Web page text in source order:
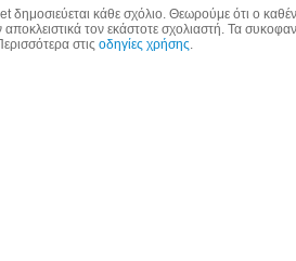
κάθε σχόλιο. Θεωρούμε ότι ο
τον εκάστοτε σχολιαστή. Τα
στιςοδηγίες χρήσης